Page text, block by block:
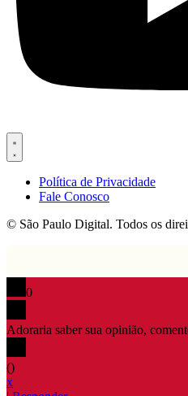
Política de Privacidade
Fale Conosco
© São Paulo Digital. Todos os
0
Adoraria saber sua opinião,
()
x